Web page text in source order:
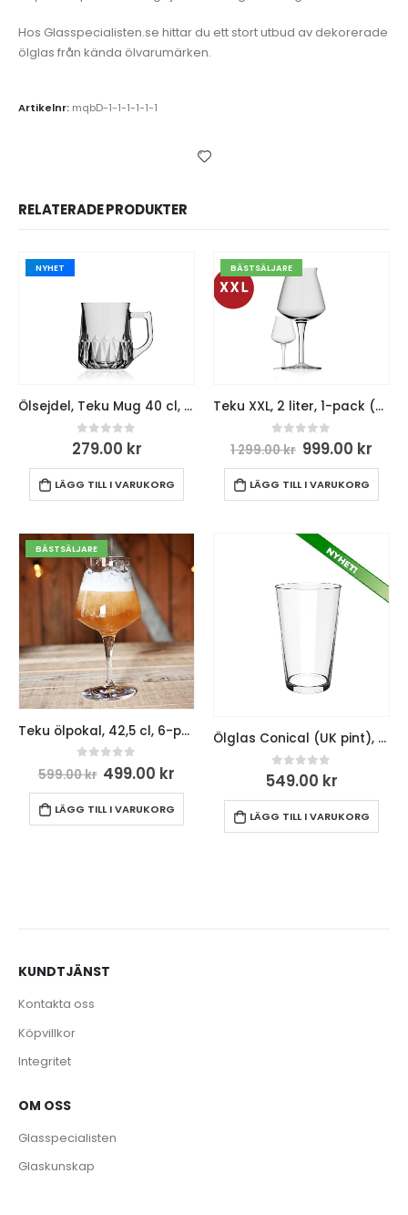
Hos Glasspecialisten.se hittar du ett stort utbud av dekorerade
ölglas från kända ölvarumärken.
Artikelnr: mqbD-1-1-1-1-1-1
RELATERADE PRODUKTER
NYHET
Ölsejdel, Teku Mug 40 cl, 2-pack
0out of 5
279.00 kr
LÄGG TILL I VARUKORG
BÄSTSÄLJARE
Teku XXL, 2 liter, 1-pack (Begränsad upplaga)
out of 5
1 299.00kr 999.00 kr
LÄGG TILL I VARUKORG
BÄSTSÄLJARE
Teku ölpokal, 42,5 cl, 6-pack
out of 5
599.00kr 499.00 kr
LÄGG TILL I VARUKORG
Ölglas Conical (UK pint), 6-pack, 56,8 cl
0out of 5
549.00 kr
LÄGG TILL I VARUKORG
KUNDTJÄNST
Kontakta oss
Köpvillkor
Integritet
OM OSS
Glasspecialisten
Glaskunskap